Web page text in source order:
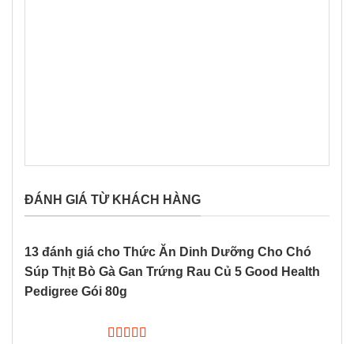
ĐÁNH GIÁ TỪ KHÁCH HÀNG
13 đánh giá cho Thức Ăn Dinh Dưỡng Cho Chó
Súp Thịt Bò Gà Gan Trứng Rau Củ 5 Good Health
Pedigree Gói 80g